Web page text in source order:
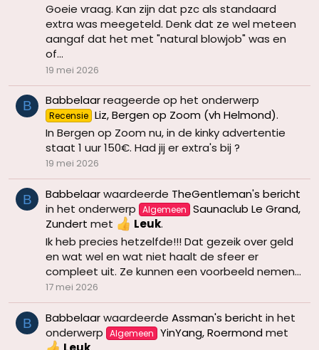
Goeie vraag. Kan zijn dat pzc als standaard
extra was meegeteld. Denk dat ze wel meteen
aangaf dat het met "natural blowjob" was en
of...
19 mei 2026
B Babbelaarreageerde op het onderwerp
Recensie Liz, Bergen op Zoom (vh Helmond).
In Bergen op Zoom nu, in de kinky advertentie
staat 1 uur 150€. Had jij er extra's bij ?
19 mei 2026
B Babbelaarwaardeerde TheGentleman's bericht
in het onderwerp Algemeen
Saunaclub Le Grand,
Zundert met Leuk.
Ik heb precies hetzelfde!!! Dat gezeik over geld
en wat wel en wat niet haalt de sfeer er
compleet uit. Ze kunnen een voorbeeld nemen...
17 mei 2026
B Babbelaarwaardeerde Assman's bericht in het
onderwerp Algemeen YinYang, Roermond met